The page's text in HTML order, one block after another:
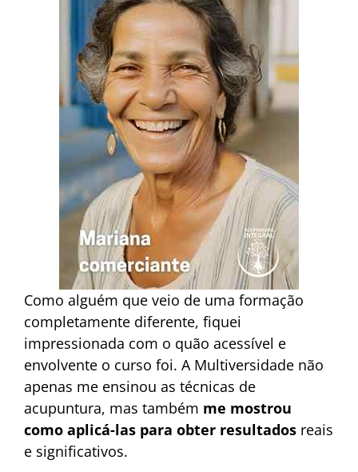
Como alguém que veio de uma formação
completamente diferente, fiquei
impressionada com o quão acessível e
envolvente o curso foi. A Multiversidade não
apenas me ensinou as técnicas de
acupuntura, mas também me mostrou
como aplicá-las para obter resultadosreais
e significativos.